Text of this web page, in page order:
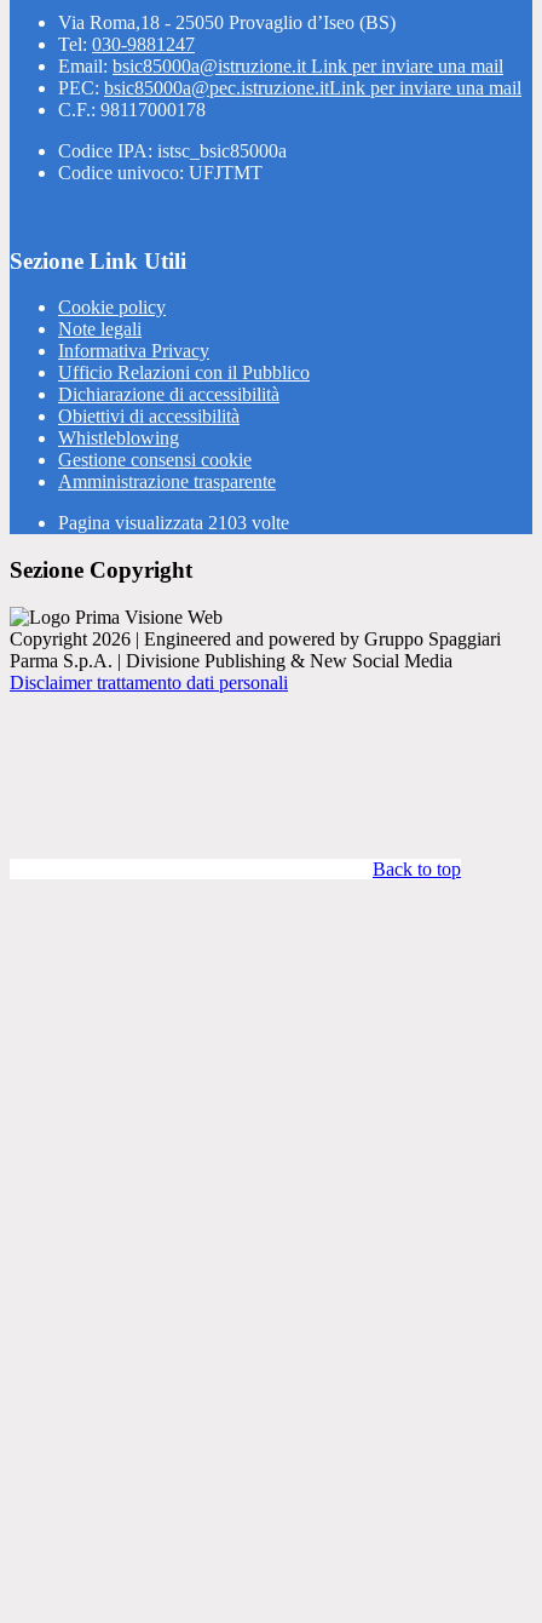
Via Roma,18 - 25050 Provaglio d’Iseo (BS)
Tel: 030-9881247
Email: bsic85000a@istruzione.it Link per inviare una mail
PEC: bsic85000a@pec.istruzione.itLink per inviare una mail
C.F.: 98117000178
Codice IPA: istsc_bsic85000a
Codice univoco: UFJTMT
Sezione Link Utili
Cookie policy
Note legali
Informativa Privacy
Ufficio Relazioni con il Pubblico
Dichiarazione di accessibilità
Obiettivi di accessibilità
Whistleblowing
Gestione consensi cookie
Amministrazione trasparente
Pagina visualizzata 2103 volte
Sezione Copyright
Copyright 2026 | Engineered and powered by Gruppo Spaggiari
Parma S.p.A. | Divisione Publishing & New Social Media
Disclaimer trattamento dati personali
Back to top